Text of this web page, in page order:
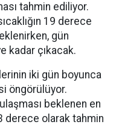
tahmin ediliyor.
19 derece
gün
kadar çıkacak.
iki gün boyunca
öngörülüyor.
beklenen en
derece olarak tahmin